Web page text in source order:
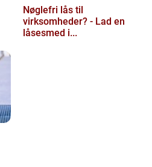
Nøglefri lås til
virksomheder? - Lad en
låsesmed i...